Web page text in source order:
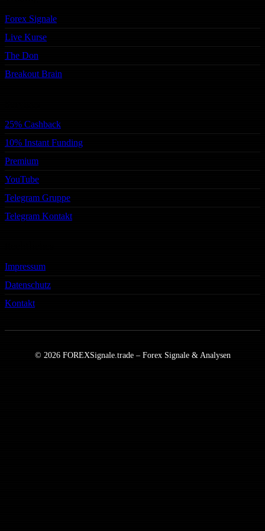
Forex Signale
Live Kurse
The Don
Breakout Brain
25% Cashback
10% Instant Funding
Premium
YouTube
Telegram Gruppe
Telegram Kontakt
Impressum
Datenschutz
Kontakt
© 2026 FOREXSignale.trade – Forex Signale & Analysen